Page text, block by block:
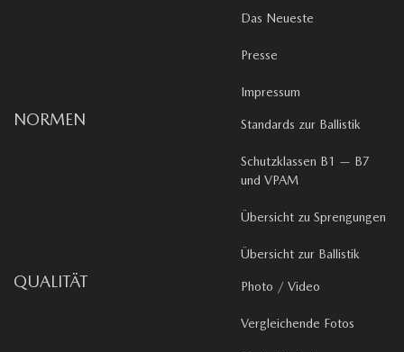
Das Neueste
Presse
Impressum
NORMEN Standards zur Ballistik
Schutzklassen B1 — B7
und VPAM
Übersicht zu Sprengungen
Übersicht zur Ballistik
QUALITÄT Photo / Video
Vergleichende Fotos